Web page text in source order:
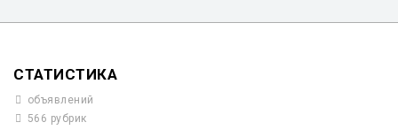
СТАТИСТИКА
объявлений
566 рубрик